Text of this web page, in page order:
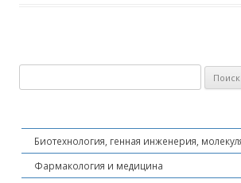
Биотехнология, генная инженерия,
Фармакология и медицина